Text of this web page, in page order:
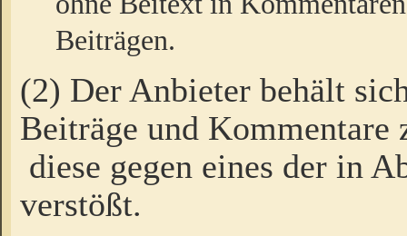
Beiträgen.
(2) Der Anbieter behält
Beiträge und Kommentare
diese gegen eines der in
verstößt.